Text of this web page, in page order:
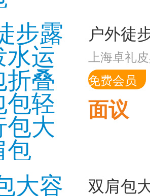
上海卓礼
免费会员
面议